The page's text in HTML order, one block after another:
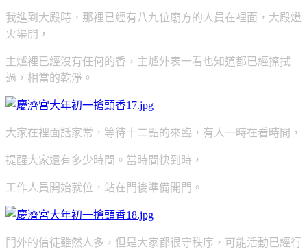
我進到大殿時，那裡已經有八九位廟方的人員在裡面，大殿燈
火渠開，
主爐裡已經沒有任何的香，主爐外表一看也知道都已經擦拭
過，相當的乾淨。
大家在裡面話家常，等待十二點的來臨，有人一時在看時間，
提醒大家還有多少時間。當時間快到時，
工作人員開始就位，站在門後準備開門。
門外的信徒雖然人多，但是大家都很守秩序，可能活動已經行